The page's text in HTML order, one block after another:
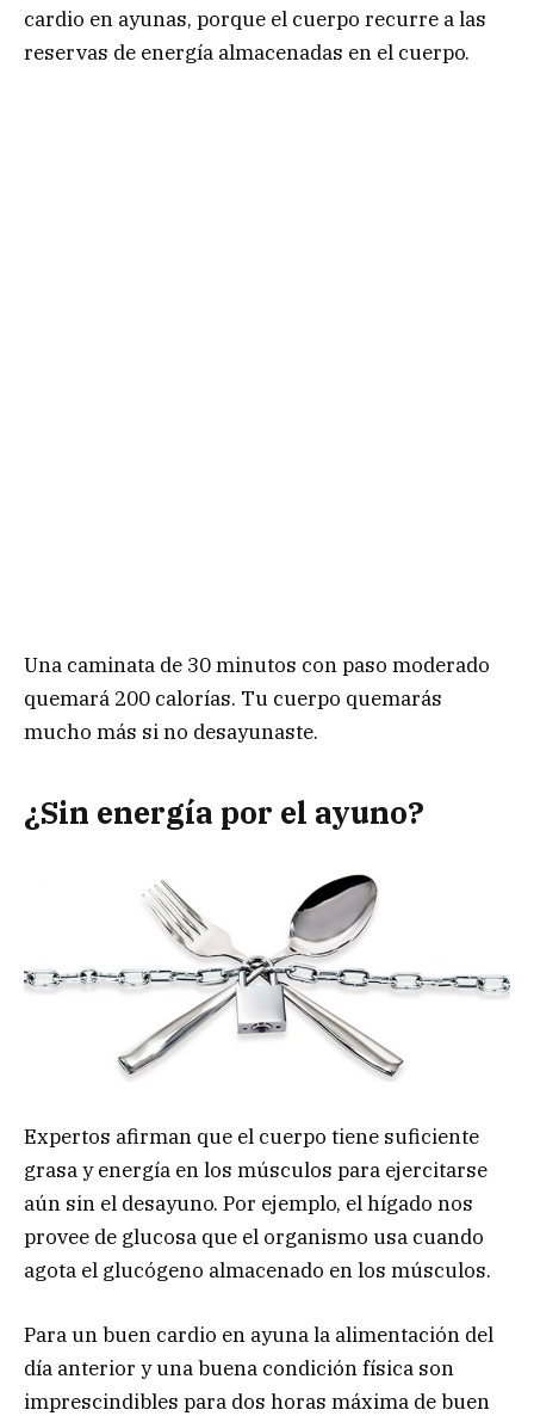
cardio en ayunas, porque el cuerpo recurre a las
reservas de energía almacenadas en el cuerpo.
Una caminata de 30 minutos con paso moderado
quemará 200 calorías. Tu cuerpo quemarás
mucho más si no desayunaste.
¿Sin energía por el ayuno?
Expertos afirman que el cuerpo tiene suficiente
grasa y energía en los músculos para ejercitarse
aún sin el desayuno. Por ejemplo, el hígado nos
provee de glucosa que el organismo usa cuando
agota el glucógeno almacenado en los músculos.
Para un buen cardio en ayuna la alimentación del
día anterior y una buena condición física son
imprescindibles para dos horas máxima de buen